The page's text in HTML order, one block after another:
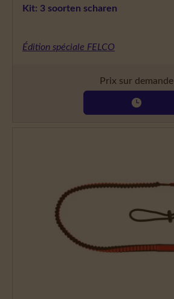
Kit: 3 soorten scharen
Édition spéciale FELCO
Prix sur demande